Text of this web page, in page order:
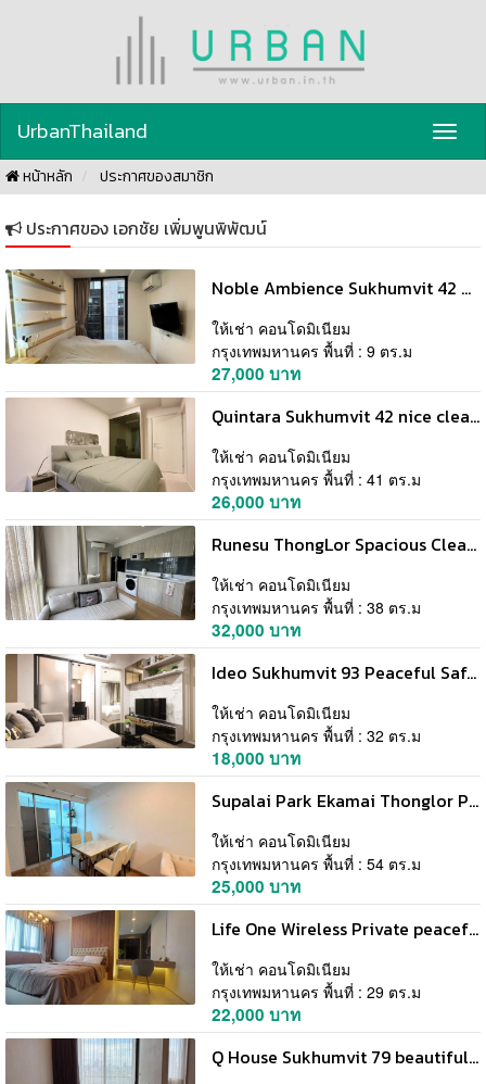
UrbanThailand
หน้าหลัก ประกาศของสมาชิก
ประกาศของ เอกชัย เพิ่มพูนพิพัฒน์
Noble Ambience Sukhumvit 42 Spacious 7th Floor BTS Ekkamai
ให้เช่า คอนโดมิเนียม
กรุงเทพมหานคร พื้นที่ : 9 ตร.ม
27,000 บาท
Quintara Sukhumvit 42 nice clean 6th floor BTS Ekkamai
ให้เช่า คอนโดมิเนียม
กรุงเทพมหานคร พื้นที่ : 41 ตร.ม
26,000 บาท
Runesu ThongLor Spacious Clean 5th Floor BTS Thonglor
ให้เช่า คอนโดมิเนียม
กรุงเทพมหานคร พื้นที่ : 38 ตร.ม
32,000 บาท
Ideo Sukhumvit 93 Peaceful Safe 5th Floor BTS BangChak
ให้เช่า คอนโดมิเนียม
กรุงเทพมหานคร พื้นที่ : 32 ตร.ม
18,000 บาท
Supalai Park Ekamai Thonglor Peaceful Spacious 22nd Floor BTS Ekkamai
ให้เช่า คอนโดมิเนียม
กรุงเทพมหานคร พื้นที่ : 54 ตร.ม
25,000 บาท
Life One Wireless Private peaceful 29th floor BTS PloenChit
ให้เช่า คอนโดมิเนียม
กรุงเทพมหานคร พื้นที่ : 29 ตร.ม
22,000 บาท
Q House Sukhumvit 79 beautiful view safe 26th floor BTS Onnut